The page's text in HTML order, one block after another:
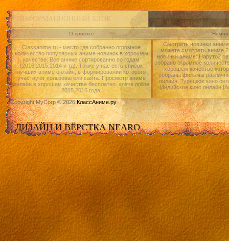
ИНФОРМАЦИОННЫЙ БЛОК
О проекте
Classanime.ru - место где собранно огромное
количество популярных аниме новинок в хорошем
качестве. Все аниме сортированно по годам
(2016,2015,2014 и тд). Также у нас есть список
лучших аниме онлайн, в формировании которого
участвуют пользователи сайта. Просмотр аниме
онлайн в хорошем качестве бесплатно. anime online
2015,2016 года.
Смотреть новинки
можете смотреть аниме
новинки аниме: Наруто2
собрано огромное
хорошем качестве
собраны фильмы
онлайн, Турецкое кино
Индийское кино
Copyright MyCorp © 2026КлассАниме.ру
ДИЗАЙН И ВЁРСТКА NEARO